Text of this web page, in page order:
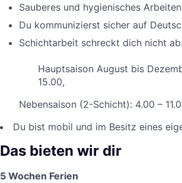
Sauberes und hygienisches
Du kommunizierst sicher auf
Schichtarbeit schreckt dich nicht ab:
Hauptsaison August bis
15.00,
Nebensaison (2-Schicht): 4.00 –
Du bist mobil und im Besitz eines
Das bieten wir dir
5 Wochen Ferien